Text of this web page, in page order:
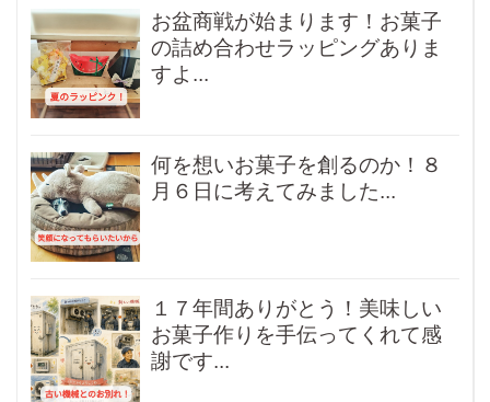
お盆商戦が始まります！お菓子
の詰め合わせラッピングありま
すよ...
何を想いお菓子を創るのか！８
月６日に考えてみました...
１７年間ありがとう！美味しい
お菓子作りを手伝ってくれて感
謝です...